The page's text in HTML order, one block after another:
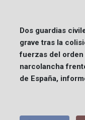
Dos guardias
grave tras la
fuerzas del orden
narcolancha
de España,